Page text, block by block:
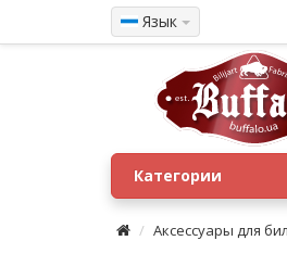
Язык
Категории
Аксессуары для